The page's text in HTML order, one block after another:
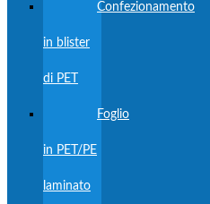
Confezionamento
in blister
di PET
Foglio
in PET/PE
laminato